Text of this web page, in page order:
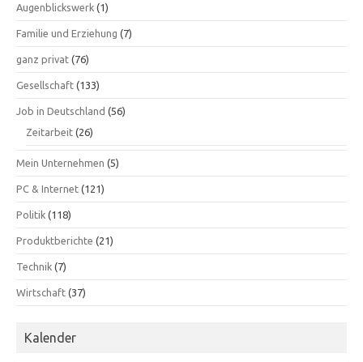
Augenblickswerk (1)
Familie und Erziehung (7)
ganz privat (76)
Gesellschaft (133)
Job in Deutschland (56)
Zeitarbeit (26)
Mein Unternehmen (5)
PC & Internet (121)
Politik (118)
Produktberichte (21)
Technik (7)
Wirtschaft (37)
Kalender